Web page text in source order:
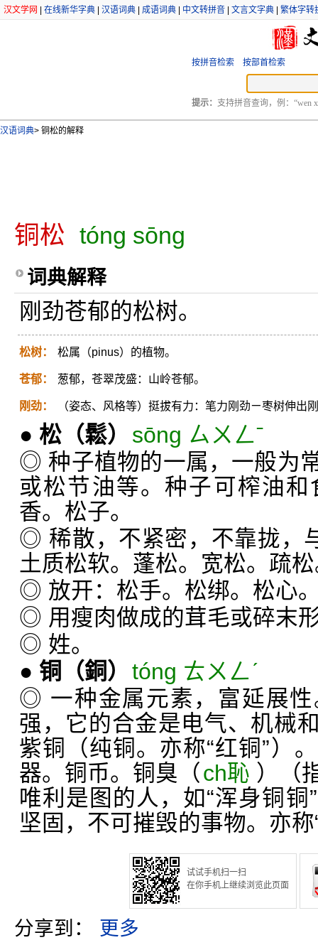
汉文学网 在线新华字典 汉语词典 成语词典 中文转拼音 文言文字典 繁体字转
按拼音检索 按部首检索
提示： 支持拼音查询，例：“wen
汉语词典> 铜松的解释
铜松 tóng sōng
词典解释
刚劲苍郁的松树。
松树： 松属（pinus）的植物。
苍郁： 葱郁，苍翠茂盛：山岭苍郁。
刚劲： （姿态、风格等）挺拔有力：笔力刚劲ㄧ枣树伸出
● 松 （鬆）
sōng ㄙㄨㄥˉ
◎ 种子植物的一属，一般为
或松节油等。种子可榨油
香。松子。
◎ 稀散，不紧密，不靠拢，
土质松软。蓬松。宽松。疏
◎ 放开：松手。松绑。松心
◎ 用瘦肉做成的茸毛或碎末
◎ 姓。
● 铜 （銅） tóng ㄊㄨㄥˊ
◎ 一种金属元素，富延展
强，它的合金是电气、机械
紫铜（纯铜。亦称“红铜”）
器。铜币。铜臭（ch恥 ）（
唯利是图的人，如“浑身铜
坚固，不可摧毁的事物。亦称
试试手机扫一扫
在你手机上继续浏览此页面
分享到： 更多